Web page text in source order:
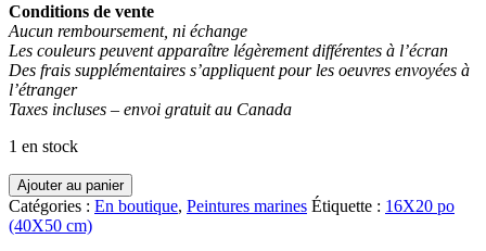
Conditions de vente
Aucun remboursement, ni échange
Les couleurs peuvent apparaître légèrement différentes à l’écran
Des frais supplémentaires s’appliquent pour les oeuvres envoyées à
l’étranger
Taxes incluses – envoi gratuit au Canada
1 en stock
quantité
de
En
famille
Ajouter au panier
Catégories : En boutique, Peintures marines Étiquette : 16X20 po
(40X50 cm)